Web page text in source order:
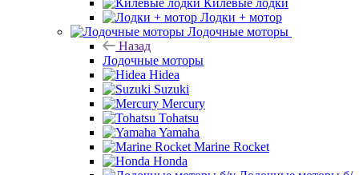
Килевые лодки
Лодки + мотор
Лодочные моторы
Назад
Лодочные моторы
Hidea
Suzuki
Mercury
Tohatsu
Yamaha
Marine Rocket
Honda